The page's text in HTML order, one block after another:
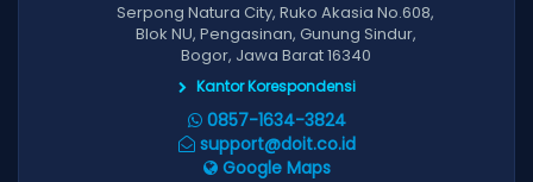
Serpong Natura City, Ruko Akasia No.608,
Blok NU, Pengasinan, Gunung Sindur,
Bogor, Jawa Barat 16340
Kantor Korespondensi
0857-1634-3824
support@doit.co.id
Google Maps